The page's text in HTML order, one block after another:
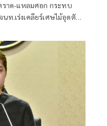
าด-แหลมศอก กระทบ
ท.เร่งเคลียร์เศษไม้อุดตัน